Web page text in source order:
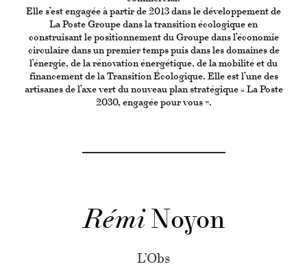
Elle s’est engagée à partir de 2013 dans le développement de
La Poste Groupe dans la transition écologique en
construisant le positionnement du Groupe dans l’économie
circulaire dans un premier temps puis dans les domaines de
l’énergie, de la rénovation énergétique, de la mobilité et du
financement de la Transition Écologique. Elle est l’une des
artisanes de l’axe vert du nouveau plan stratégique « La Poste
2030, engagée pour vous ».
RémiNoyon
L’Obs